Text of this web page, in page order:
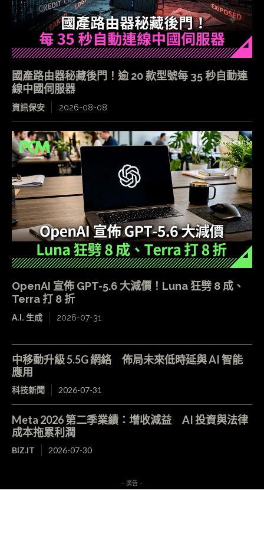
國產路由器秘藏後門！逾 20 款型號每 35 秒自動連
線中國伺服器
資訊保安 2026-08-08
OpenAI 宣佈 GPT-5.6 大減價！Luna 狂劈 8 成、
Terra 打 8 折
A.I. 生成 2026-07-31
中移動升級 5.5G 網絡 佈局未來低時延與 AI 智能
應用
科技新聞 2026-07-31
Meta 2026 第二季業績：增收減益 AI 投資與法律
成本拖累利潤
BIZ.IT 2026-07-30
- 廣告 -